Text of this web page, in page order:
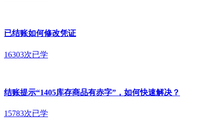
已结账如何修改凭证
16303次已学
结账提示“1405库存商品有赤字”，如何快速解决？
15783次已学